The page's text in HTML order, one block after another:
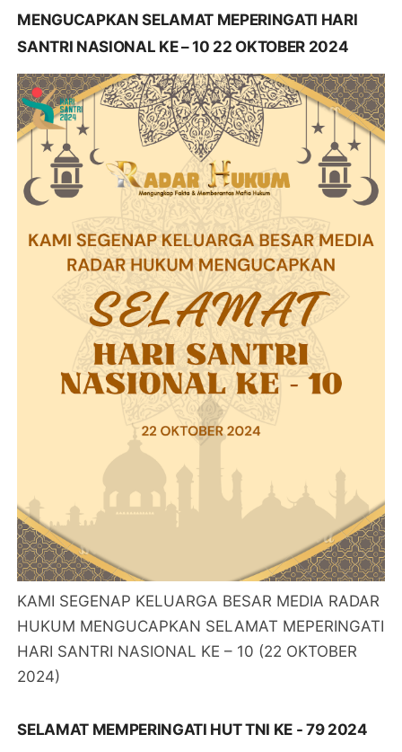
MENGUCAPKAN SELAMAT MEPERINGATI HARI
SANTRI NASIONAL KE – 10 22 OKTOBER 2024
KAMI SEGENAP KELUARGA BESAR MEDIA RADAR
HUKUM MENGUCAPKAN SELAMAT MEPERINGATI
HARI SANTRI NASIONAL KE – 10 (22 OKTOBER
2024)
SELAMAT MEMPERINGATI HUT TNI KE - 79 2024